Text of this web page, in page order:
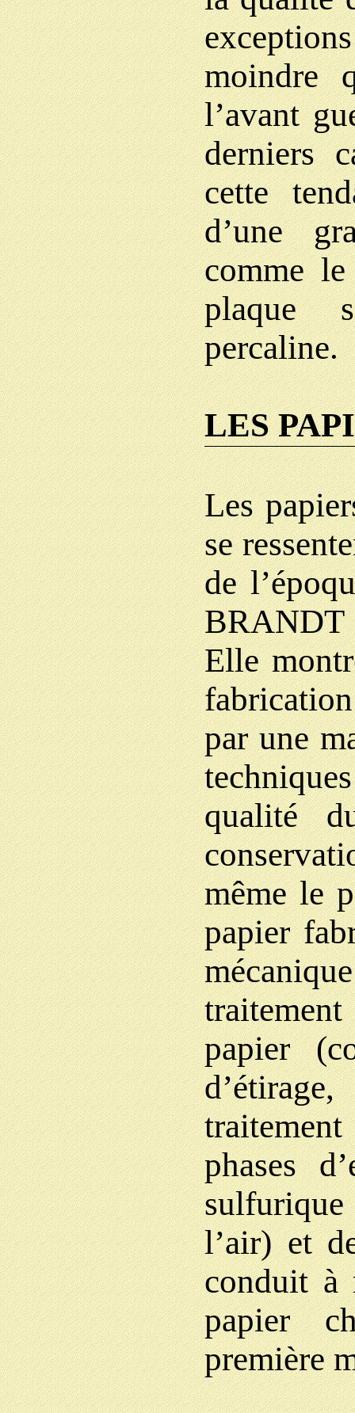
moindre
l’avant
derniers
cette
d’une
comme
plaque
percaline.
LES
Les
se
de
Elle
par une
qualité
même le
papier
papier
phases
sulfurique
l’air) et
conduit à
papier
première